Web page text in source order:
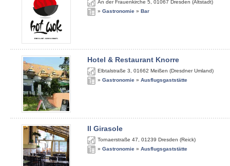
An der Frauenkirche 5 01067 Dresden (Altstadt)
» Gastronomie » Bar
Hotel & Restaurant Knorre
Elbtalstraße 3 01662 Meißen (Dresdner Umland)
» Gastronomie » Ausflugsgaststätte
Il Girasole
Tornaerstraße 47 01239 Dresden (Reick)
» Gastronomie » Ausflugsgaststätte